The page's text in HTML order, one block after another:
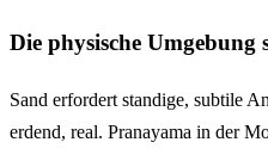
Die physische
Sand erfordert standige, subtile
erdend, real. Pranayama in der